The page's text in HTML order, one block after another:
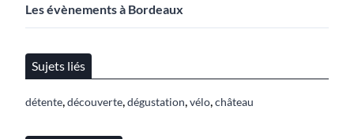
Les évènements à Bordeaux
Sujets liés
détente découverte dégustation vélo château